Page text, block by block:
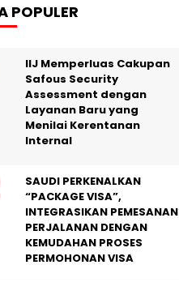
POPULER
IIJ Memperluas Cakupan
Safous Security
Assessment dengan
Layanan Baru yang
Menilai Kerentanan
Internal
SAUDI PERKENALKAN
“PACKAGE VISA”,
INTEGRASIKAN PEMESANAN
PERJALANAN DENGAN
KEMUDAHAN PROSES
PERMOHONAN VISA